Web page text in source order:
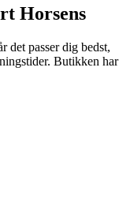
Horsens
det passer dig bedst,
Butikken har